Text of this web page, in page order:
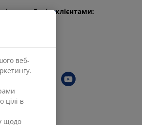
по роботі з клієнтами:
за JYSK
веб-
цілі в
щодо